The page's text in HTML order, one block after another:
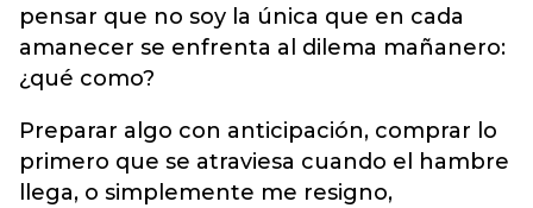
pensar que no soy la única que en cada
amanecer se enfrenta al dilema mañanero:
¿qué como?
Preparar algo con anticipación, comprar lo
primero que se atraviesa cuando el hambre
llega, o simplemente me resigno,